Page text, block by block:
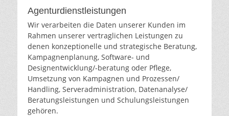
Agenturdienstleistungen
Wir verarbeiten die Daten unserer Kunden im
Rahmen unserer vertraglichen Leistungen zu
denen konzeptionelle und strategische Beratung,
Kampagnenplanung, Software- und
Designentwicklung/-beratung oder Pflege,
Umsetzung von Kampagnen und Prozessen/
Handling, Serveradministration, Datenanalyse/
Beratungsleistungen und Schulungsleistungen
gehören.